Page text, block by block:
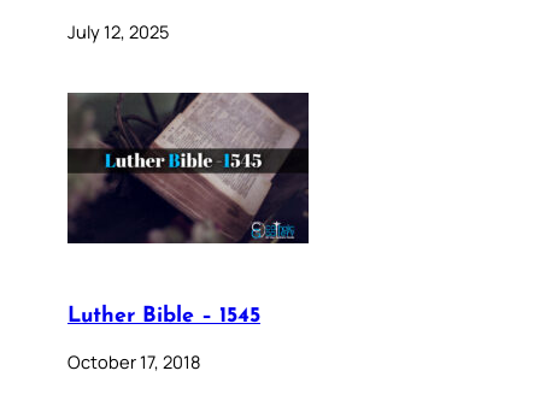
July 12, 2025
Luther Bible – 1545
October 17, 2018